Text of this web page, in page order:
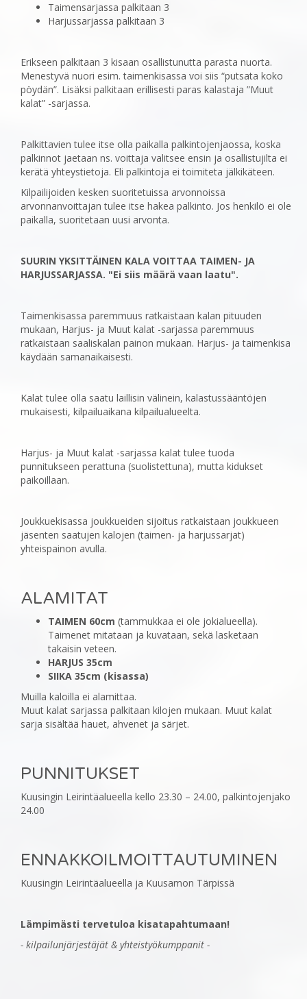
Taimensarjassa palkitaan 3
Harjussarjassa palkitaan 3
Erikseen palkitaan 3 kisaan osallistunutta parasta nuorta.
Menestyvä ‎nuori esim. taimenkisassa voi siis “putsata koko
pöydän”. Lisäksi palkitaan erillisesti paras kalastaja ‎‎”Muut
kalat” -sarjassa.
Palkittavien tulee itse olla paikalla palkintojenjaossa, koska
palkinnot ‎jaetaan ns. voittaja valitsee ensin ja osallistujilta ei
kerätä yhteystietoja. Eli palkintoja ei toimiteta ‎jälkikäteen.
Kilpailijoiden kesken suoritetuissa arvonnoissa
arvonnanvoittajan tulee itse hakea ‎palkinto. Jos henkilö ei ole
paikalla, suoritetaan uusi arvonta.
SUURIN YKSITTÄINEN KALA VOITTAA TAIMEN- JA
HARJUSSARJASSA. "Ei siis määrä vaan laatu".
‎Taimenkisassa paremmuus ratkaistaan kalan pituuden
mukaan, Harjus- ja Muut kalat -sarjassa paremmuus
ratkaistaan saaliskalan painon mukaan. Harjus- ja ‎taimenkisa
käydään samanaikaisesti.
Kalat tulee olla saatu laillisin välinein, kalastussääntöjen
mukaisesti, kilpailuaikana kilpailualueelta.
Harjus- ja Muut kalat -sarjassa kalat tulee tuoda
punnitukseen perattuna (suolistettuna), mutta kidukset
paikoillaan.
Joukkuekisassa joukkueiden sijoitus ratkaistaan joukkueen
jäsenten saatujen kalojen (taimen- ja ‎harjussarjat)
yhteispainon avulla.
ALAMITAT
TAIMEN 60cm (tammukkaa ei ole jokialueella).
Taimenet mitataan ja kuvataan, sekä lasketaan
takaisin veteen.
HARJUS 35cm
SIIKA 35cm (kisassa)
Muilla kaloilla ei alamittaa.
Muut kalat sarjassa palkitaan kilojen mukaan. Muut kalat
sarja sisältää hauet, ahvenet ja särjet.
PUNNITUKSET
Kuusingin Leirintäalueella kello 23.30 – 24.00, palkintojenjako
24.00
ENNAKKOILMOITTAUTUMINEN
Kuusingin Leirintäalueella ja Kuusamon Tärpissä
Lämpimästi tervetuloa kisatapahtumaan!
- kilpailunjärjestäjät & yhteistyökumppanit -